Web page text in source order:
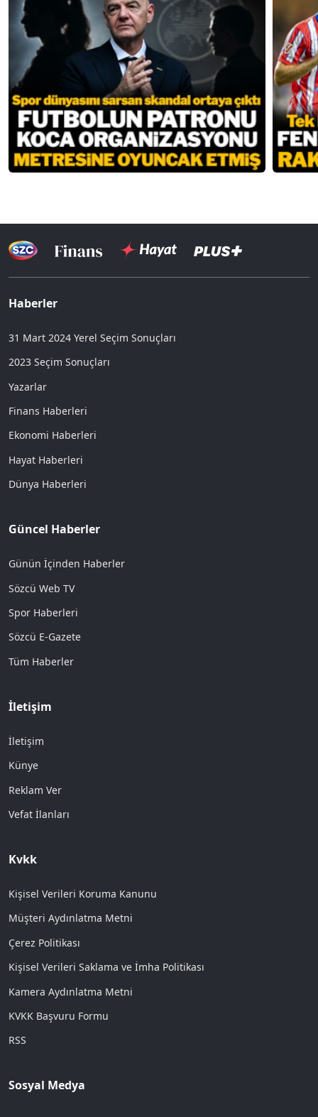
Haberler
31 Mart 2024 Yerel Seçim Sonuçları
2023 Seçim Sonuçları
Yazarlar
Finans Haberleri
Ekonomi Haberleri
Hayat Haberleri
Dünya Haberleri
Güncel Haberler
Günün İçinden Haberler
Sözcü Web TV
Spor Haberleri
Sözcü E-Gazete
Tüm Haberler
İletişim
İletişim
Künye
Reklam Ver
Vefat İlanları
Kvkk
Kişisel Verileri Koruma Kanunu
Müşteri Aydınlatma Metni
Çerez Politikası
Kişisel Verileri Saklama ve İmha Politikası
Kamera Aydınlatma Metni
KVKK Başvuru Formu
RSS
Sosyal Medya